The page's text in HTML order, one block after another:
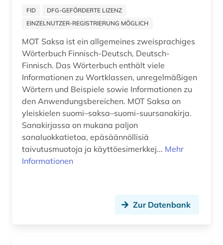
behinderung (1)
behörde (2)
behörden (1)
beilegung (1)
bekleidung (1)
belgienforschung (1)
belletristik (3)
FID
DFG-GEFÖRDERTE LIZENZ
EINZELNUTZER-REGISTRIERUNG MÖGLICH
MOT Saksa ist ein allgemeines zweisprachiges
Wörterbuch Finnisch-Deutsch, Deutsch-
Finnisch. Das Wörterbuch enthält viele
Informationen zu Wortklassen, unregelmäßigen
Wörtern und Beispiele sowie Informationen zu
den Anwendungsbereichen. MOT Saksa on
yleiskielen suomi–saksa–suomi-suursanakirja.
Sanakirjassa on mukana paljon
sanaluokkatietoa, epäsäännöllisiä
taivutusmuotoja ja käyttöesimerkkej... Mehr
Informationen
Zur Datenbank